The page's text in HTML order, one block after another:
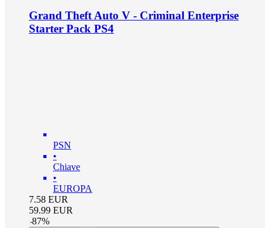
Grand Theft Auto V - Criminal Enterprise
Starter Pack PS4
PSN
•
Chiave
•
EUROPA
7.58 EUR
59.99 EUR
-87%